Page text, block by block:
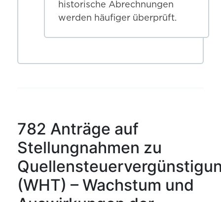
historische Abrechnungen
werden häufiger überprüft.
782 Anträge auf
Stellungnahmen zu
(WHT) – Wachstum und